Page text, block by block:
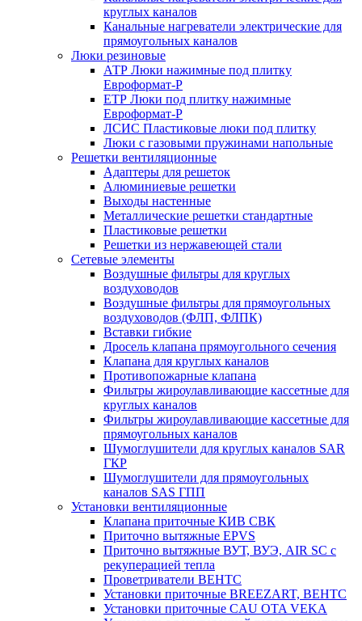
круглых каналов
Канальные нагреватели электрические для
прямоугольных каналов
Люки резиновые
АТР Люки нажимные под плитку
Евроформат-Р
ЕТР Люки под плитку нажимные
Евроформат-Р
ЛСИС Пластиковые люки под плитку
Люки с газовыми пружинами напольные
Решетки вентиляционные
Адаптеры для решеток
Алюминиевые решетки
Выходы настенные
Металлические решетки стандартные
Пластиковые решетки
Решетки из нержавеющей стали
Сетевые элементы
Воздушные фильтры для круглых
воздуховодов
Воздушные фильтры для прямоугольных
воздуховодов (ФЛП, ФЛПК)
Вставки гибкие
Дросель клапана прямоугольного сечения
Клапана для круглых каналов
Противопожарные клапана
Фильтры жироулавливающие кассетные для
круглых каналов
Фильтры жироулавливающие кассетные для
прямоугольных каналов
Шумоглушители для круглых каналов SAR
ГКР
Шумоглушители для прямоугольных
каналов SAS ГПП
Установки вентиляционные
Клапана приточные КИВ СВК
Приточно вытяжные EPVS
Приточно вытяжные ВУТ, ВУЭ, AIR SC с
рекуперацией тепла
Проветриватели ВЕНТС
Установки приточные BREEZART, ВЕНТС
Установки приточные CAU OTA VEKA